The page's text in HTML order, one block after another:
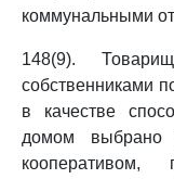
коммунальными
148(9).
собственниками
в качестве
домом выбрано
кооперативом,